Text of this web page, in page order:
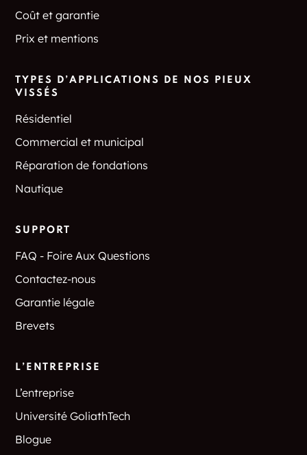
Coût et garantie
Prix et mentions
TYPES D’APPLICATIONS DE NOS PIEUX
VISSÉS
Résidentiel
Commercial et municipal
Réparation de fondations
Nautique
SUPPORT
FAQ - Foire Aux Questions
Contactez-nous
Garantie légale
Brevets
L’ENTREPRISE
L’entreprise
Université GoliathTech
Blogue